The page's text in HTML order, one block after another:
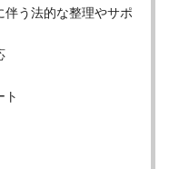
伴う法的な整理やサポ
ト